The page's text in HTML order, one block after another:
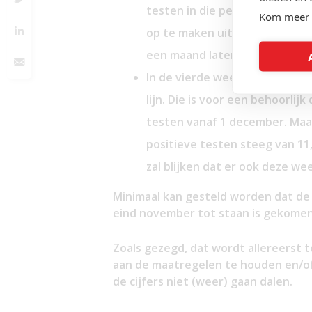
Kom
testen in die periode en de
op te maken uit het
een maand later 11%.
In de vierde week van
lijn. Die is voor een
testen vanaf 1 december.
positieve testen steeg van
zal blijken dat er ook deze
Minimaal kan gesteld worden dat
eind november tot staan is
Zoals gezegd, dat wordt allereerst
aan de maatregelen te houden en/
de cijfers niet (weer) gaan dalen.